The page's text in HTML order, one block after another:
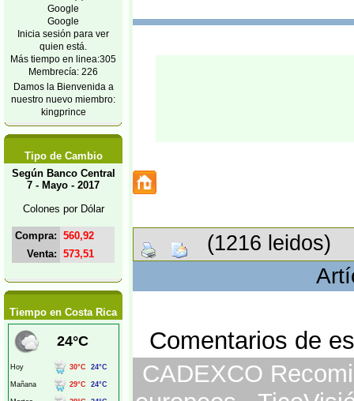
Google
Google
Inicia sesión para ver
quien está.
Más tiempo en linea:305
Membrecía: 226
Damos la Bienvenida a
nuestro nuevo miembro:
kingprince
Tipo de Cambio
Según Banco Central
7 - Mayo - 2017
Colones por Dólar
Compra: 560,92
Venta: 573,51
Tiempo en Costa Rica
(1216 leidos)
Comentarios de
CADEXCO